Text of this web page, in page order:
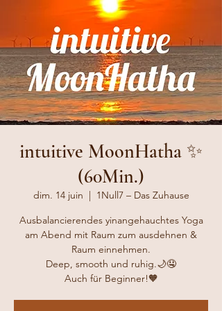
intuitive MoonHatha ✨
(60Min.)
dim. 14 juin
  |
1Null7 – Das Zuhause
Ausbalancierendes yinangehauchtes Yoga
am Abend mit Raum zum ausdehnen &
Raum einnehmen.
Deep, smooth und ruhig.🌙🤤